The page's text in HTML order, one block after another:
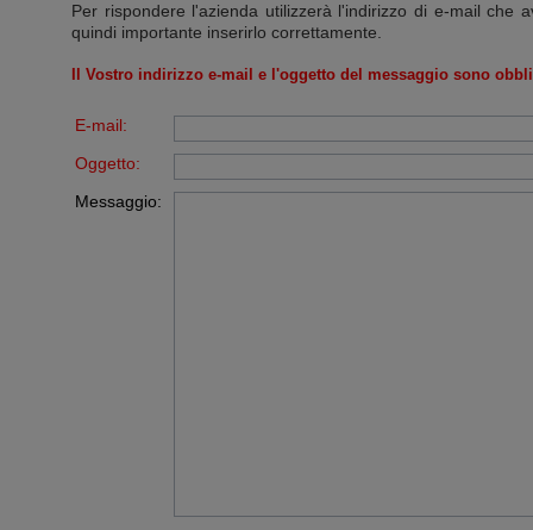
Per rispondere l'azienda utilizzerà l'indirizzo di e-mail che
quindi importante inserirlo correttamente.
Il Vostro indirizzo e-mail e l'oggetto del messaggio sono
E-mail:
Oggetto:
Messaggio: